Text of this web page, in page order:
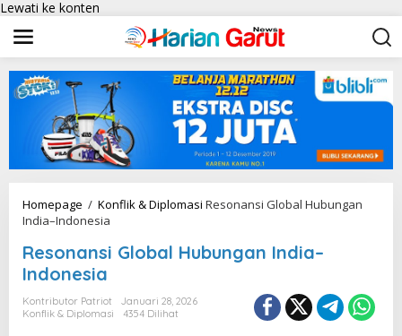
Lewati ke konten
Homepage / Konflik & Diplomasi Resonansi Global Hubungan
India–Indonesia
Resonansi Global Hubungan India–
Indonesia
Kontributor Patriot
Januari 28, 2026
Konflik & Diplomasi
4354 Dilihat